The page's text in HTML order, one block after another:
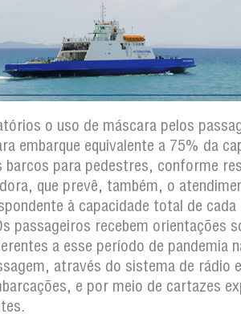
o uso de máscara pelos
embarque equivalente a 75% da
barcos para pedestres, conforme
que prevê, também, o
à capacidade total de cada
passageiros recebem orientações
a esse período de pandemia
através do sistema de rádio
e por meio de cartazes